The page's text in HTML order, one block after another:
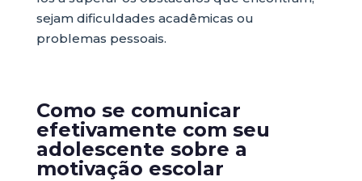
sejam dificuldades acadêmicas ou
problemas pessoais.
Como se comunicar
efetivamente com seu
adolescente sobre a
motivação escolar